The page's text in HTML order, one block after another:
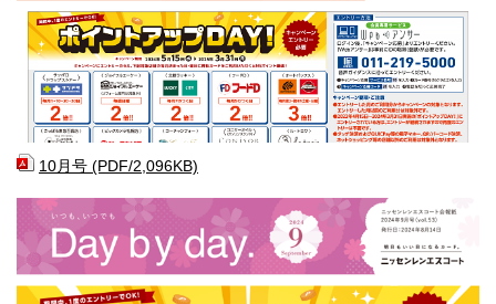
10月号 (PDF/2,096KB)